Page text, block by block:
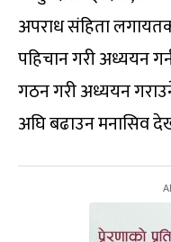
अपराध संहिता
पहिचान गरी अध्ययन
गठन गरी अध्ययन
अघि बढाउन मनासिव